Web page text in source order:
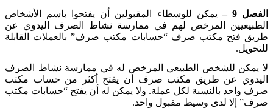
الفصل 9 –
يمكن للوسطاء المقبولين أن يفتحوا باسم الأشخاص
الطبيعيين المرخص لهم في ممارسة نشاط الصرف اليدوي عن
طريق فتح مكتب صرف “حسابات مكتب صرف” بالعملات القابلة
للتحويل.
لا يمكن للشخص الطبيعي المرخص له في ممارسة نشاط الصرف
اليدوي عن طريق مكتب صرف أن يفتح أكثر من حساب مكتب
صرف واحد بالنسبة لكل عملة. ولا يمكن له أن يفتح “حسابات مكتب
صرف” إلا لدى وسيط مقبول واحد.